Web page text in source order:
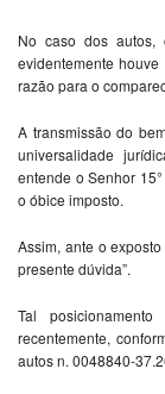
No caso dos autos,
evidentemente
razão para o
A transmissão do
universalidade
entende o Senhor
o óbice imposto.
Assim, ante o
presente dúvida”.
Tal
recentemente,
autos n. 0048840-